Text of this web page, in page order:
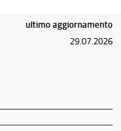
ultimo aggiornamento
29.07.2026